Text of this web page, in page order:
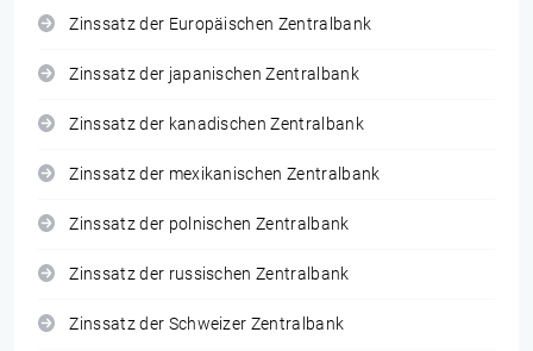
Zinssatz der Europäischen Zentralbank
Zinssatz der japanischen Zentralbank
Zinssatz der kanadischen Zentralbank
Zinssatz der mexikanischen Zentralbank
Zinssatz der polnischen Zentralbank
Zinssatz der russischen Zentralbank
Zinssatz der Schweizer Zentralbank